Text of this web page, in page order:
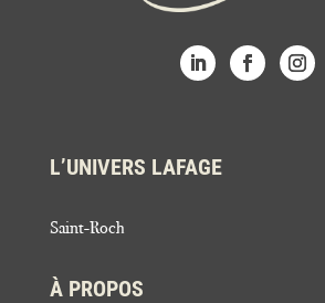
L’UNIVERS LAFAGE
Saint-Roch
À PROPOS